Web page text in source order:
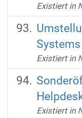
Existiert in
Systems
Existiert in
Existiert in